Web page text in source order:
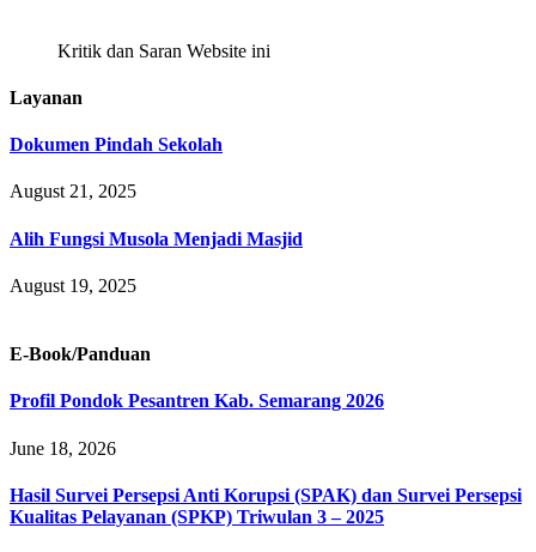
Kritik dan Saran Website ini
Layanan
Dokumen Pindah Sekolah
August 21, 2025
Alih Fungsi Musola Menjadi Masjid
August 19, 2025
E-Book/Panduan
Profil Pondok Pesantren Kab. Semarang 2026
June 18, 2026
Hasil Survei Persepsi Anti Korupsi (SPAK) dan Survei Persepsi
Kualitas Pelayanan (SPKP) Triwulan 3 – 2025